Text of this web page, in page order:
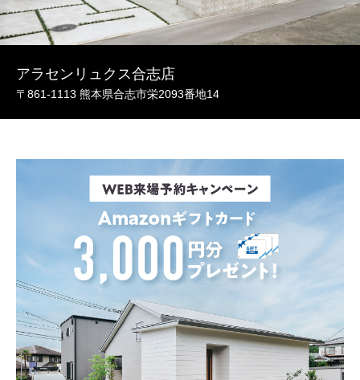
アラセンリュクス合志店
〒861-1113 熊本県合志市栄2093番地14